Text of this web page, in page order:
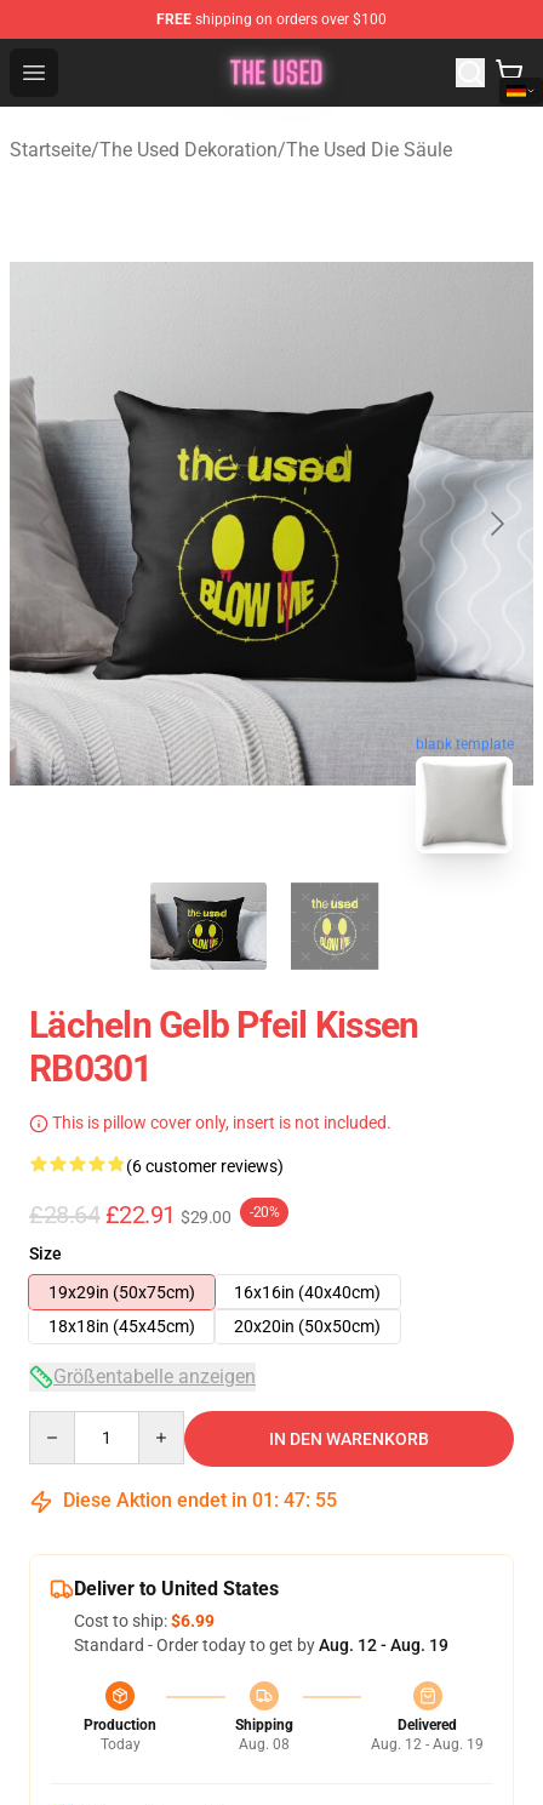
FREE shipping on orders over $100
Open menu
The Used Store - Official The Used Merchandise Shop
Startseite/The Used Dekoration/The Used Die Säule
blank template
Lächeln Gelb Pfeil Kissen
RB0301
This is pillow cover only, insert is not included.
(6 customer reviews)
£28.64 £22.91 $29.00 -20%
Size
19x29in (50x75cm)
16x16in (40x40cm)
18x18in (45x45cm)
20x20in (50x50cm)
Größentabelle anzeigen
IN DEN WARENKORB
Diese Aktion endet in 01 : 47: 54
Deliver to United States
Cost to ship:$6.99
Standard - Order today to get byAug. 12 - Aug. 19
Production
Today
Shipping
Aug. 08
Delivered
Aug. 12 - Aug. 19